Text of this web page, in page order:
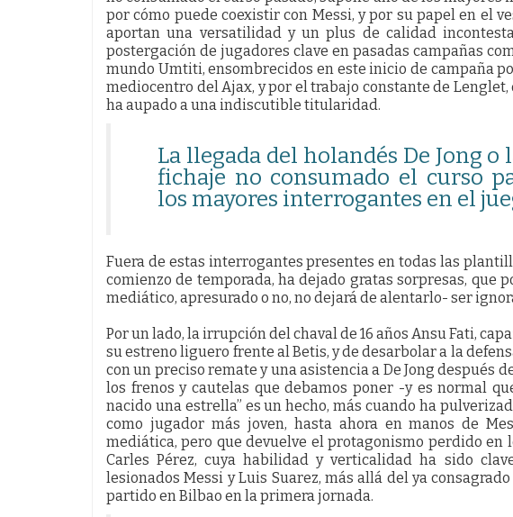
por cómo puede coexistir con Messi, y por su papel en el
aportan una versatilidad y un plus de calidad
postergación de jugadores clave en pasadas campañas
mundo Umtiti, ensombrecidos en este inicio de campaña
mediocentro del Ajax, y por el trabajo constante de Lenglet,
ha aupado a una indiscutible titularidad.
La llegada del holandés De Jong
fichaje no consumado el curso
los mayores interrogantes en el
Fuera de estas interrogantes presentes en todas las
comienzo de temporada, ha dejado gratas sorpresas, que
mediático, apresurado o no, no dejará de alentarlo- ser
Por un lado, la irrupción del chaval de 16 años Ansu Fati,
su estreno liguero frente al Betis, y de desarbolar a la
con un preciso remate y una asistencia a De Jong después
los frenos y cautelas que debamos poner -y es normal
nacido una estrella” es un hecho, más cuando ha
como jugador más joven, hasta ahora en manos de
mediática, pero que devuelve el protagonismo perdido en
Carles Pérez, cuya habilidad y verticalidad ha sido
lesionados Messi y Luis Suarez, más allá del ya
partido en Bilbao en la primera jornada.